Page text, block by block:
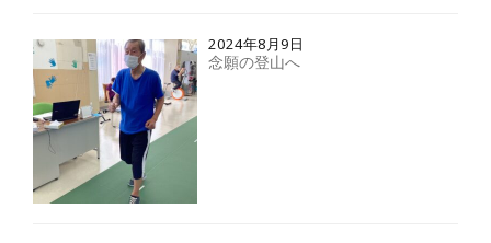
2024年8月9日
念願の登山へ